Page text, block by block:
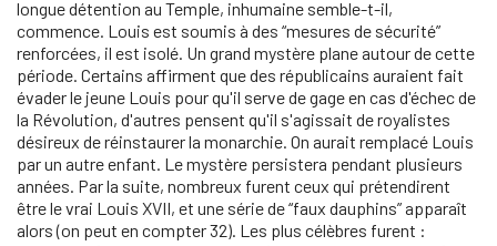
longue détention au Temple, inhumaine semble-t-il,
commence. Louis est soumis à des “mesures de sécurité”
renforcées, il est isolé. Un grand mystère plane autour de cette
période. Certains affirment que des républicains auraient fait
évader le jeune Louis pour qu'il serve de gage en cas d'échec de
la Révolution, d'autres pensent qu'il s'agissait de royalistes
désireux de réinstaurer la monarchie. On aurait remplacé Louis
par un autre enfant. Le mystère persistera pendant plusieurs
années. Par la suite, nombreux furent ceux qui prétendirent
être le vrai Louis XVII, et une série de “faux dauphins” apparaît
alors (on peut en compter 32). Les plus célèbres furent :